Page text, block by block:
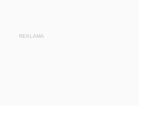
REKLAMA